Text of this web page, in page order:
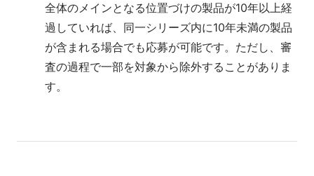
全体のメインとなる位置づけの製品が10年以上経
過していれば、同一シリーズ内に10年未満の製品
が含まれる場合でも応募が可能です。ただし、審
査の過程で一部を対象から除外することがありま
す。